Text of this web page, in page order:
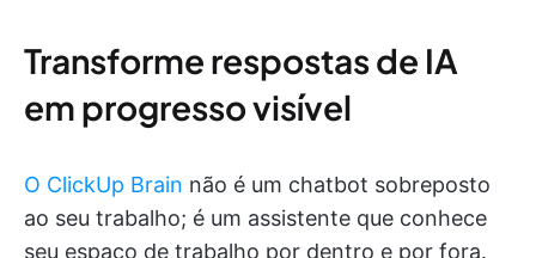
Transforme respostas de IA
em progresso visível
O ClickUp Brain não é um chatbot sobreposto
ao seu trabalho; é um assistente que conhece
seu espaço de trabalho por dentro e por fora.